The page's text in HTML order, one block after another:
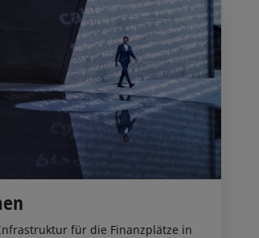
für die Finanzplätze in